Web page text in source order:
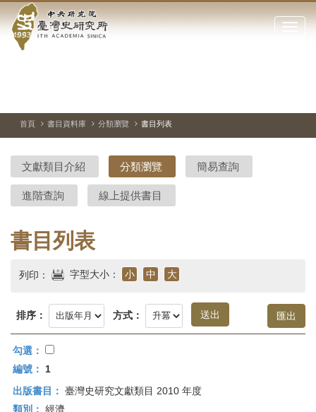
到中
央
院-
臺
灣
史
研
究
首
頁
點
閉
站
停、
圖
圖
結
首頁 書目資料庫 分類瀏覽 書目列表
文獻類目介紹 分類瀏覽 簡易查詢
進階查詢 線上提供書目
書目列表
列印： 字型大小： 小 中 大
排序： 方式：
勾選：
編號：
1
出版書目： 臺灣史研究文獻類目 2010 年度
類別： 經濟